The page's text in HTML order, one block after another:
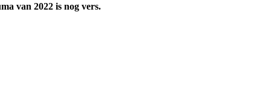
van 2022 is nog vers.